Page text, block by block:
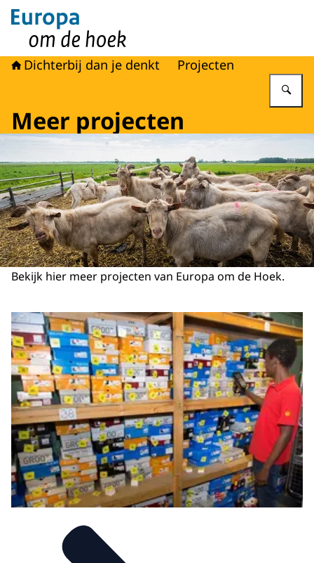
Naar de homepage van Europa om de hoek
Dichterbij dan je denkt Projecten
Meer projecten
Bekijk hier meer projecten van Europa om de Hoek.